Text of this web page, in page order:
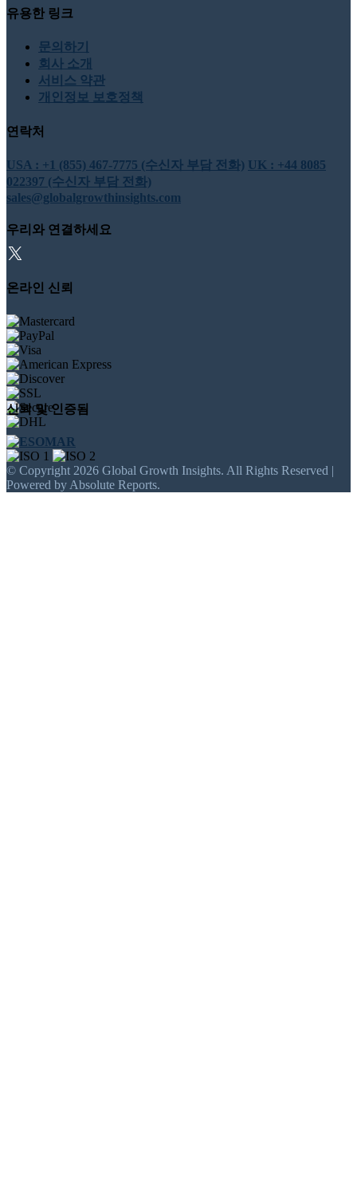
유용한 링크
문의하기
회사 소개
서비스 약관
개인정보 보호정책
연락처
USA : +1 (855) 467-7775 (수신자 부담 전화) UK : +44 8085
022397 (수신자 부담 전화)
sales@globalgrowthinsights.com
우리와 연결하세요
온라인 신뢰
신뢰 및 인증됨
© Copyright 2026 Global Growth Insights. All Rights Reserved |
Powered by Absolute Reports.